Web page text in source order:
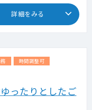
詳細をみる
時間調整可
ったりとしたご